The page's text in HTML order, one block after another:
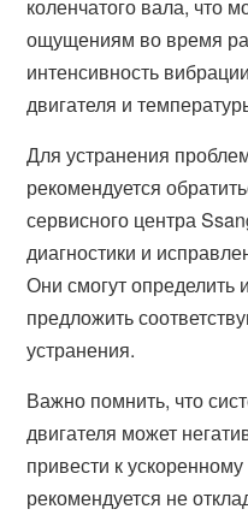
коленчатого вала, что
ощущениям во время
интенсивность
двигателя и
Для устранения
рекомендуется
сервисного центра
диагностики и
Они смогут определить
предложить
устранения.
Важно помнить, что
двигателя может
привести к
рекомендуется не